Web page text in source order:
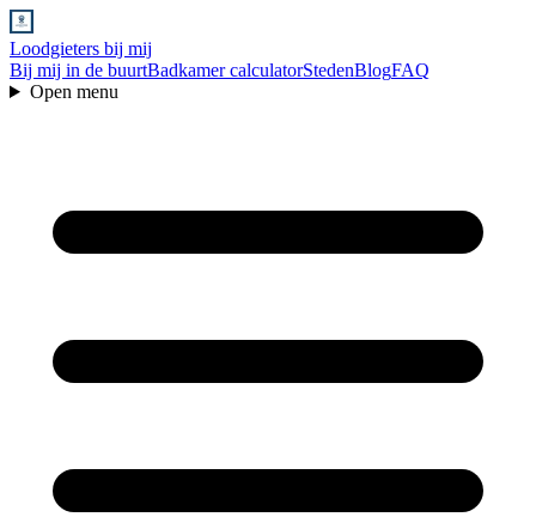
Loodgieters bij mij
Bij mij in de buurtBadkamer calculatorStedenBlogFAQ
Open menu